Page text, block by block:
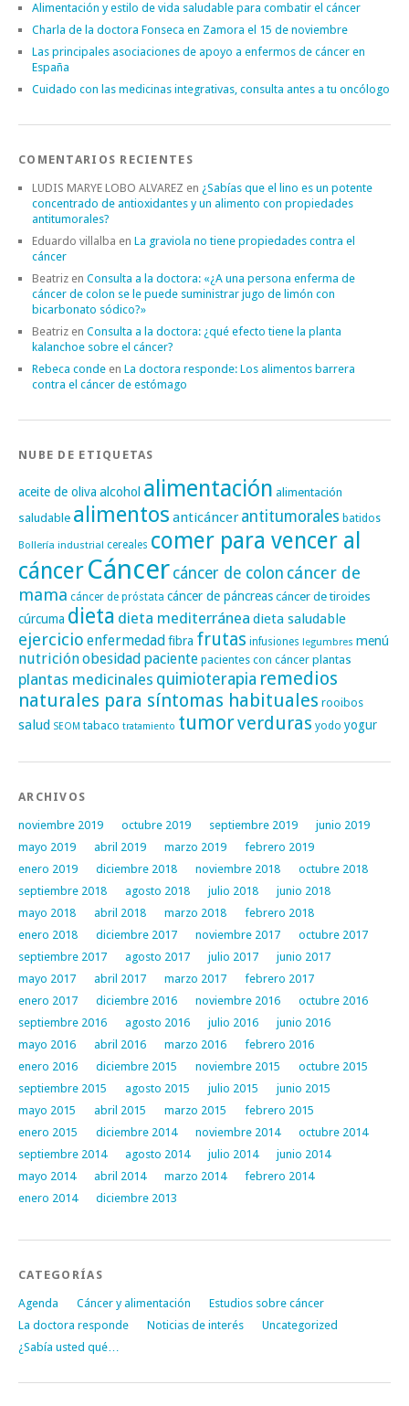
Alimentación y estilo de vida saludable para combatir el cáncer
Charla de la doctora Fonseca en Zamora el 15 de noviembre
Las principales asociaciones de apoyo a enfermos de cáncer en
España
Cuidado con las medicinas integrativas, consulta antes a tu oncólogo
COMENTARIOS RECIENTES
LUDIS MARYE LOBO ALVAREZ en ¿Sabías que el lino es un potente
concentrado de antioxidantes y un alimento con propiedades
antitumorales?
Eduardo villalba en La graviola no tiene propiedades contra el
cáncer
Beatriz en Consulta a la doctora: «¿A una persona enferma de
cáncer de colon se le puede suministrar jugo de limón con
bicarbonato sódico?»
Beatriz en Consulta a la doctora: ¿qué efecto tiene la planta
kalanchoe sobre el cáncer?
Rebeca conde en La doctora responde: Los alimentos barrera
contra el cáncer de estómago
NUBE DE ETIQUETAS
aceite de oliva alcohol alimentación alimentación
saludable alimentos anticáncer antitumorales batidos
Bollería industrial cereales comer para vencer al
cáncerCáncer cáncer de colon cáncer de
mama cáncer de próstata cáncer de páncreascáncer de tiroides
cúrcuma dieta dieta mediterránea dieta saludable
ejercicio enfermedadfibra frutas infusiones legumbres menú
nutriciónobesidad paciente pacientes con cáncer plantas
plantas medicinales quimioterapia remedios
naturales para síntomas habituales rooibos
salud SEOM tabaco tratamiento tumorverduras yodo yogur
ARCHIVOS
noviembre 2019 octubre 2019 septiembre 2019
junio 2019
mayo 2019
abril 2019 marzo 2019
febrero 2019
enero 2019
diciembre 2018 noviembre 2018
octubre 2018
septiembre 2018
agosto 2018 julio 2018
junio 2018
mayo 2018
abril 2018 marzo 2018
febrero 2018
enero 2018
diciembre 2017 noviembre 2017
octubre 2017
septiembre 2017
agosto 2017 julio 2017
junio 2017
mayo 2017
abril 2017 marzo 2017
febrero 2017
enero 2017
diciembre 2016 noviembre 2016
octubre 2016
septiembre 2016
agosto 2016 julio 2016
junio 2016
mayo 2016
abril 2016 marzo 2016
febrero 2016
enero 2016
diciembre 2015 noviembre 2015
octubre 2015
septiembre 2015
agosto 2015 julio 2015
junio 2015
mayo 2015
abril 2015 marzo 2015
febrero 2015
enero 2015
diciembre 2014 noviembre 2014
octubre 2014
septiembre 2014
agosto 2014 julio 2014
junio 2014
mayo 2014
abril 2014 marzo 2014
febrero 2014
enero 2014
diciembre 2013
CATEGORÍAS
Agenda Cáncer y alimentación
Estudios sobre cáncer
La doctora responde
Noticias de interés
Uncategorized
¿Sabía usted qué…